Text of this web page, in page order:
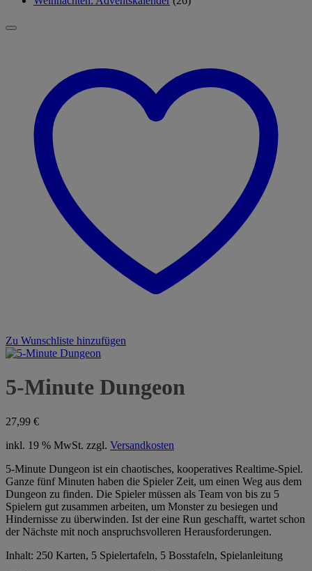
Zu Wunschliste hinzufügen
5-Minute Dungeon
27,99 €
inkl. 19 % MwSt. zzgl. Versandkosten
5-Minute Dungeon ist ein chaotisches, kooperatives Realtime-Spiel.
Ganze fünf Minuten haben die Spieler Zeit, um einen Weg aus dem
Dungeon zu finden. Die Spieler müssen als Team von bis zu 5
Spielern gut zusammen arbeiten, um Monster zu besiegen und
Hindernisse zu überwinden. Ist der eine Run geschafft, wartet schon
der Nächste mit noch anspruchsvolleren Herausforderungen.
Inhalt: 250 Karten, 5 Spielertafeln, 5 Bosstafeln, Spielanleitung